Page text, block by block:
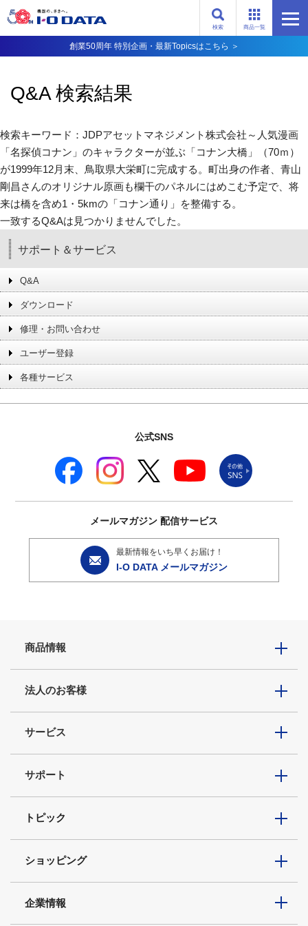
商品一覧
検索
創業50周年 特別企画・最新Topicsはこちら ＞
Q&A 検索結果
検索キーワード：JDPアセットマネジメント株式会社～人気漫画
「名探偵コナン」のキャラクターが並ぶ「コナン大橋」（70ｍ）
が1999年12月末、鳥取県大栄町に完成する。町出身の作者、青山
剛昌さんのオリジナル原画も欄干のパネルにはめこむ予定で、将
来は橋を含め1・5kmの「コナン通り」を整備する。
一致するQ&Aは見つかりませんでした。
サポート＆サービス
Q&A
ダウンロード
修理・お問い合わせ
ユーザー登録
各種サービス
公式SNS
メールマガジン 配信サービス
最新情報をいち早くお届け！
I-O DATA メールマガジン
商品情報
法人のお客様
サービス
サポート
トピック
ショッピング
企業情報